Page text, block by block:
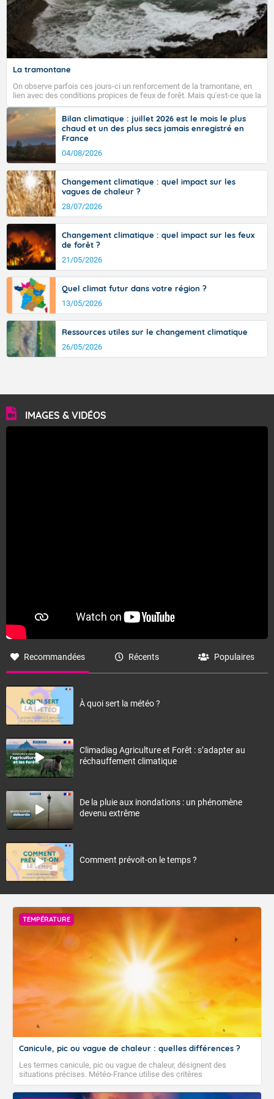
La tramontane
On observe parfois ces jours-ci un renforcement de la tramontane, en
lien avec des conditions propices de feux de forêt. Mais qu'est-ce que la
tramontane ? Quelles sont ses caractéristiques ? La tramontane est un
vent turbulent soufflant de secteur nord-ouest à nord, ou ouest à nord-
ouest, dans un secteur qui part du Roussillon à la vallée de l’Aude et à
l’ouest de l’Hérault. L’étymologie de ce vent vient du latin trasmontanus,
signifiant au-delà des monts, en allusion aux régions montagneuses
d’où provient ce vent.
Bilan climatique : juillet 2026 est le mois le plus
chaud et un des plus secs jamais enregistré en
France
04/08/2026
Changement climatique : quel impact sur les
vagues de chaleur ?
28/07/2026
Changement climatique : quel impact sur les feux
de forêt ?
21/05/2026
Quel climat futur dans votre région ?
13/05/2026
Ressources utiles sur le changement climatique
26/05/2026
IMAGES & VIDÉOS
Recommandées Récents Populaires
À quoi sert la météo ?
Climadiag Agriculture et Forêt : s’adapter au
réchauffement climatique
De la pluie aux inondations : un phénomène
devenu extrême
Comment prévoit-on le temps ?
TEMPÉRATURE
Canicule, pic ou vague de chaleur : quelles différences ?
Les termes canicule, pic ou vague de chaleur, désignent des
situations précises. Météo-France utilise des critères
climatologiques pour évaluer et qualifier les épisodes de chaleur qui
peuvent avoir des impacts sanitaires et socio-économiques